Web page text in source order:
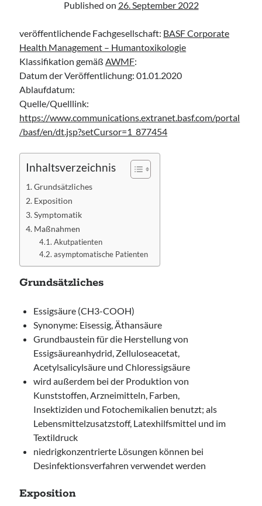
Leitlinie „Bauchschmerz bei Kindern und Jugendlichen – Bildgebende
Leitlinie „Erbrechen im Kindes- und Jugendalter – Bildgebende
Diagnostik“ der GPR
Leitlinie „Kopfschmerzen bei Kindern und Jugendlichen – Bildgebende
Diagnostik“ der GPR
Published on 26. September 2022
veröffentlichende Fachgesellschaft: BASF Corporate
Health Management – Humantoxikologie
Klassifikation gemäßAWMF:
Datum der Veröffentlichung: 01.01.2020
Ablaufdatum:
Quelle/Quelllink:
https://www.communications.extranet.basf.com/portal
/basf/en/dt.jsp?setCursor=1_877454
Inhaltsverzeichnis
Grundsätzliches
Exposition
Symptomatik
Maßnahmen
Akutpatienten
asymptomatische Patienten
Grundsätzliches
Essigsäure (CH3-COOH)
Synonyme: Eisessig, Äthansäure
Grundbaustein für die Herstellung von
Essigsäureanhydrid, Zelluloseacetat,
Acetylsalicylsäure und Chloressigsäure
wird außerdem bei der Produktion von
Kunststoffen, Arzneimitteln, Farben,
Insektiziden und Fotochemikalien benutzt; als
Lebensmittelzusatzstoff, Latexhilfsmittel und im
Textildruck
niedrigkonzentrierte Lösungen können bei
Desinfektionsverfahren verwendet werden
Exposition